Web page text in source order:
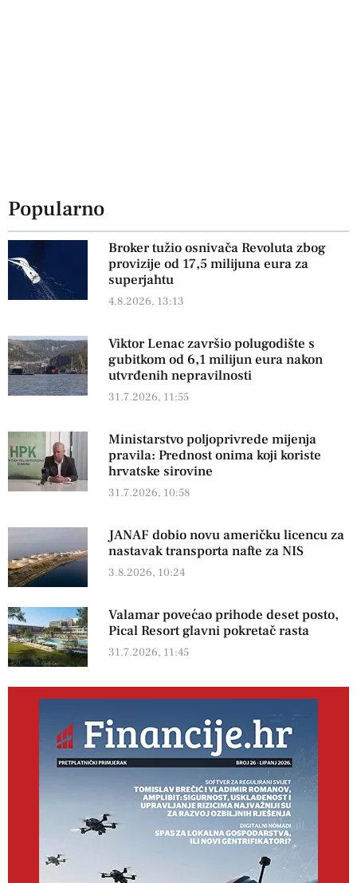
Popularno
Broker tužio osnivača Revoluta zbog
provizije od 17,5 milijuna eura za
superjahtu
4.8.2026, 13:13
Viktor Lenac završio polugodište s
gubitkom od 6,1 milijun eura nakon
utvrđenih nepravilnosti
31.7.2026, 11:55
Ministarstvo poljoprivrede mijenja
pravila: Prednost onima koji koriste
hrvatske sirovine
31.7.2026, 10:58
JANAF dobio novu američku licencu za
nastavak transporta nafte za NIS
3.8.2026, 10:24
Valamar povećao prihode deset posto,
Pical Resort glavni pokretač rasta
31.7.2026, 11:45